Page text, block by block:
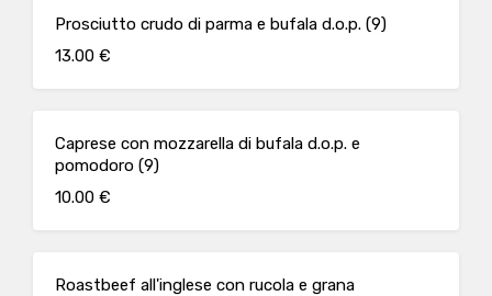
Prosciutto crudo di parma e bufala d.o.p. (9)
13.00 €
Caprese con mozzarella di bufala d.o.p. e
pomodoro (9)
10.00 €
Roastbeef all'inglese con rucola e grana